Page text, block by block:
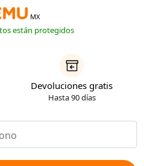
MX
están protegidos
Devoluciones gratis
Hasta 90 días